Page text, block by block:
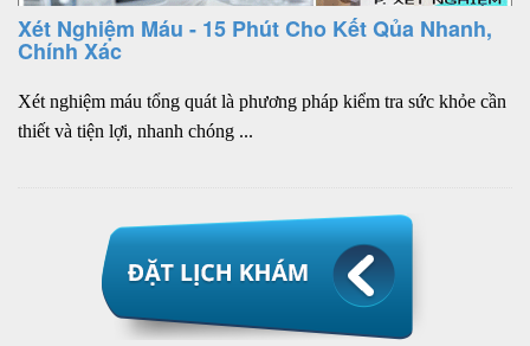
Xét Nghiệm Máu - 15 Phút Cho Kết Qủa Nhanh,
Chính Xác
Xét nghiệm máu tổng quát là phương pháp kiểm tra sức khỏe cần
thiết và tiện lợi, nhanh chóng ...